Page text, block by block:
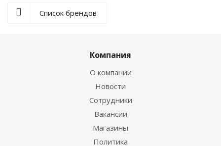
Список брендов
Компания
О компании
Новости
Сотрудники
Вакансии
Магазины
Политика